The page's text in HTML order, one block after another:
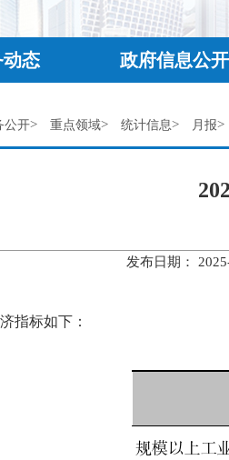
态 政府信息公开
公开> 重点领域> 统计信息> 月报>
发布日期：
指标如下：